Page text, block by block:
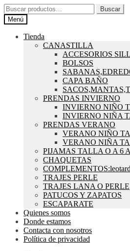
Ir
a
la
navegación
Ir
al
contenido
Buscar
por:
Buscar
Menú
Tienda
CANASTILLA
ACCESORIOS
BOLSOS
CAPA BAÑO
PRENDAS INVIERNO
INVIERNO NIÑO
INVIERNO NIÑA
PRENDAS VERANO
VERANO NIÑO
VERANO NIÑA
PIJAMAS TALLA O A 6
CHAQUETAS
TRAJES PERLE
TRAJES LANA O PERLE
PATUCOS Y ZAPATOS
ESCAPARATE
Quienes somos
Donde estamos
Contacta con nosotros
Política de privacidad